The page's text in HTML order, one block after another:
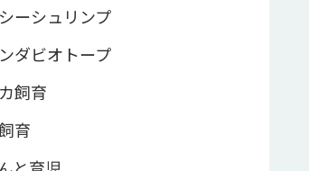
ーシュリンプ
ダビオトープ
飼育
育